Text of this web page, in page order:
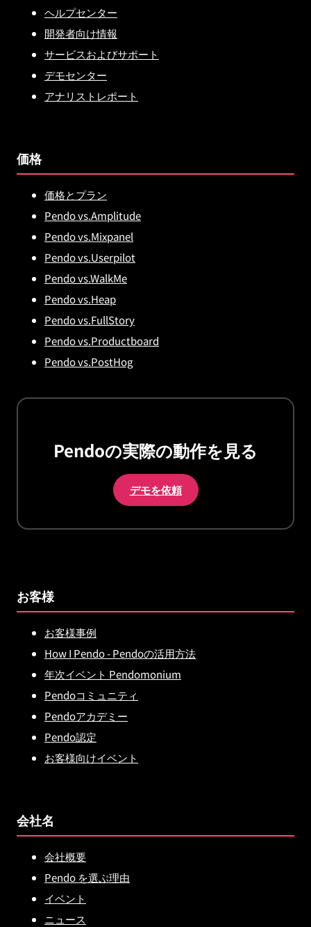
ヘルプセンター
開発者向け情報
サービスおよびサポート
デモセンター
アナリストレポート
価格
価格とプラン
Pendo vs.Amplitude
Pendo vs.Mixpanel
Pendo vs.Userpilot
Pendo vs.WalkMe
Pendo vs.Heap
Pendo vs.FullStory
Pendo vs.Productboard
Pendo vs.PostHog
Pendoの実際の動作を見る
デモを依頼
お客様
お客様事例
How I Pendo - Pendoの活用方法
年次イベント Pendomonium
Pendoコミュニティ
Pendoアカデミー
Pendo認定
お客様向けイベント
会社名
会社概要
Pendo を選ぶ理由
イベント
ニュース